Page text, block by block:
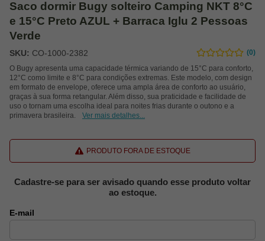
Saco dormir Bugy solteiro Camping NKT 8°C
e 15°C Preto AZUL + Barraca Iglu 2 Pessoas
Verde
SKU: CO-1000-2382
(0)
O Bugy apresenta uma capacidade térmica variando de 15°C para conforto,
12°C como limite e 8°C para condições extremas. Este modelo, com design
em formato de envelope, oferece uma ampla área de conforto ao usuário,
graças à sua forma retangular. Além disso, sua praticidade e facilidade de
uso o tornam uma escolha ideal para noites frias durante o outono e a
primavera brasileira.
Ver mais detalhes...
PRODUTO FORA DE ESTOQUE
Cadastre-se para ser avisado quando esse produto voltar
ao estoque.
E-mail